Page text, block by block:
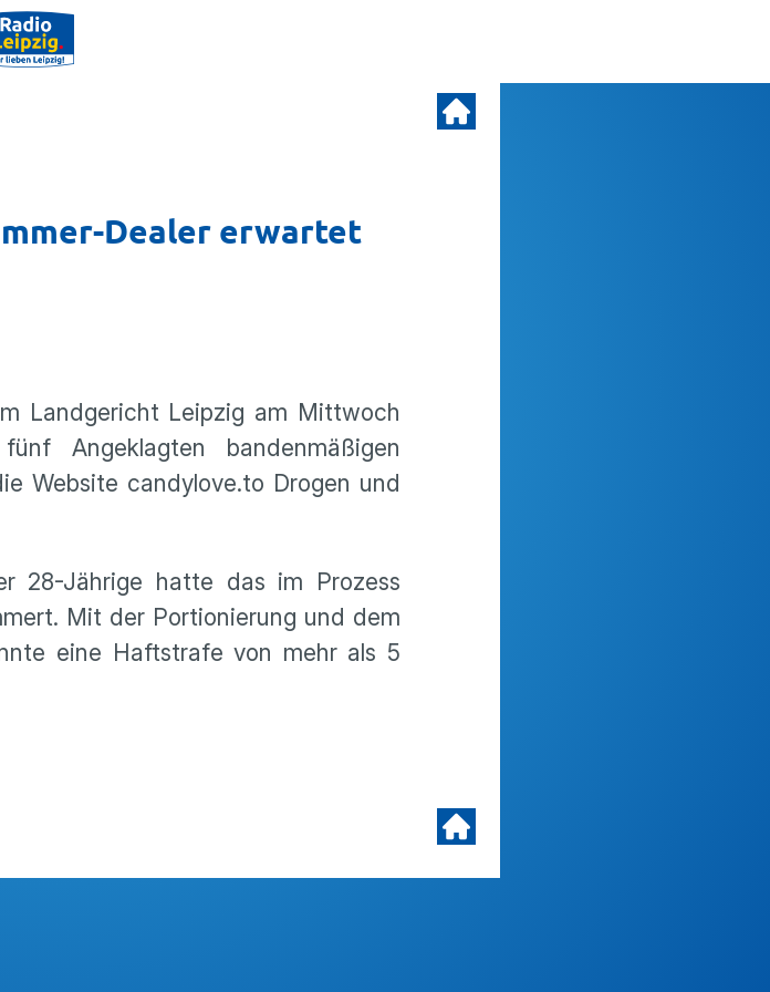
Dealer erwartet
Landgericht Leipzig am Mittwoch
Angeklagten bandenmäßigen
Website candylove.to Drogen und
28-Jährige hatte das im Prozess
Mit der Portionierung und dem
eine Haftstrafe von mehr als 5